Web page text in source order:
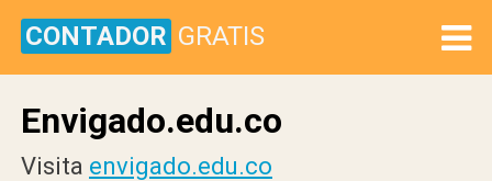
CONTADOR GRATIS
Envigado.edu.co
Visita envigado.edu.co